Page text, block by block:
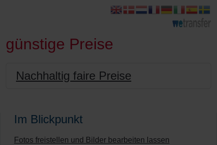
günstige Preise
Nachhaltig faire Preise
Im Blickpunkt
Fotos freistellen und Bilder bearbeiten lassen